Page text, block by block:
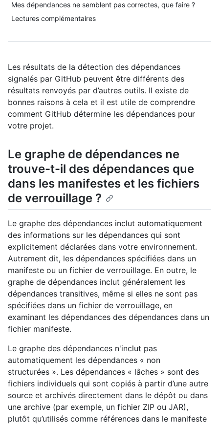
Mes dépendances ne semblent pas correctes, que faire ?
Lectures complémentaires
Les résultats de la détection des dépendances
signalés par GitHub peuvent être différents des
résultats renvoyés par d’autres outils. Il existe de
bonnes raisons à cela et il est utile de comprendre
comment GitHub détermine les dépendances pour
votre projet.
Le graphe de dépendances ne
trouve-t-il des dépendances que
dans les manifestes et les fichiers
de verrouillage ?
Le graphe des dépendances inclut automatiquement
des informations sur les dépendances qui sont
explicitement déclarées dans votre environnement.
Autrement dit, les dépendances spécifiées dans un
manifeste ou un fichier de verrouillage. En outre, le
graphe de dépendances inclut généralement les
dépendances transitives, même si elles ne sont pas
spécifiées dans un fichier de verrouillage, en
examinant les dépendances des dépendances dans un
fichier manifeste.
Le graphe des dépendances n'inclut pas
automatiquement les dépendances « non
structurées ». Les dépendances « lâches » sont des
fichiers individuels qui sont copiés à partir d’une autre
source et archivés directement dans le dépôt ou dans
une archive (par exemple, un fichier ZIP ou JAR),
plutôt qu’utilisés comme références dans le manifeste